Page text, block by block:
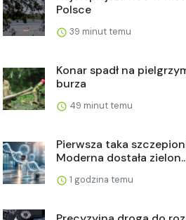
Polsce
39 minut temu
Konar spadł na
burza
49 minut temu
Pierwsza taka
Moderna dostała
1 godzina temu